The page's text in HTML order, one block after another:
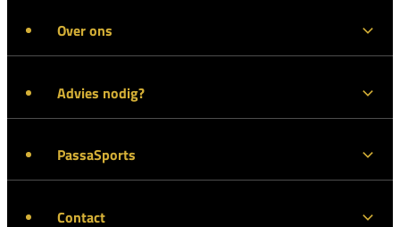
Over ons
Advies nodig?
PassaSports
Contact